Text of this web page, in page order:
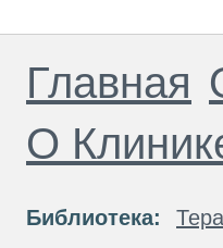
Главная
О
Библиотека: